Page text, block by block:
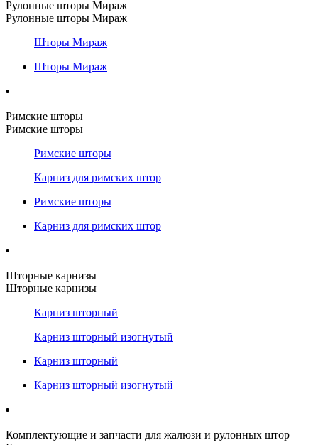
Рулонные шторы Мираж
Рулонные шторы Мираж
Шторы Мираж
Шторы Мираж
Римские шторы
Римские шторы
Римские шторы
Карниз для римских штор
Римские шторы
Карниз для римских штор
Шторные карнизы
Шторные карнизы
Карниз шторный
Карниз шторный изогнутый
Карниз шторный
Карниз шторный изогнутый
Комплектующие и запчасти для жалюзи и рулонных штор